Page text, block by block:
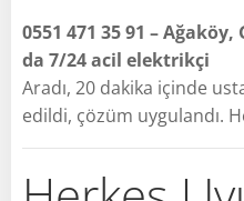
0551 471 35 91 – Ağaköy,
da 7/24 acil elektrikçi
Aradı, 20 dakika içinde
edildi, çözüm uygulandı.